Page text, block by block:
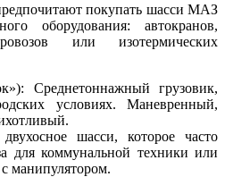
покупать шасси МАЗ
оборудования: автокранов,
или изотермических
Среднетоннажный грузовик,
условиях. Маневренный,
шасси, которое часто
для коммунальной техники или
манипулятором.